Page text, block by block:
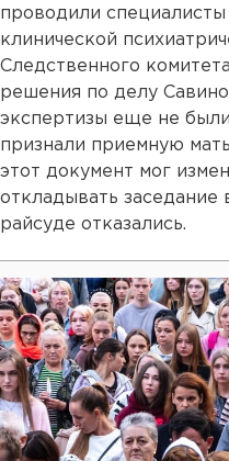
проводили
клинической
Следственного
решения по делу
экспертизы еще не
признали приемную
этот документ мог
откладывать
райсуде отказались.